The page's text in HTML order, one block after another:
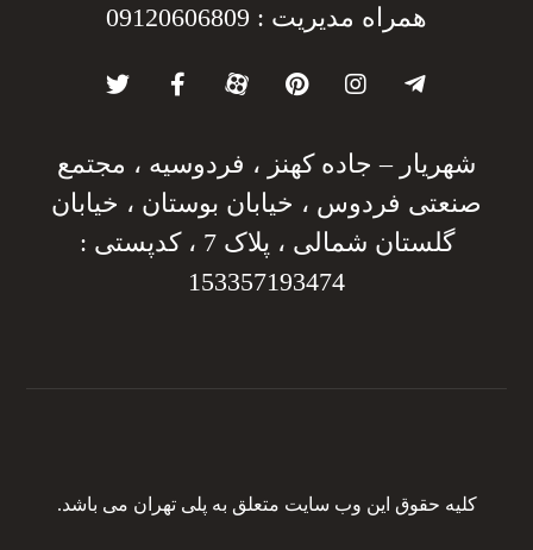
همراه مدیریت : 09120606809
شهریار – جاده کهنز ، فردوسیه ، مجتمع
صنعتی فردوس ، خیابان بوستان ، خیابان
گلستان شمالی ، پلاک 7 ، کدپستی :
153357193474
کلیه حقوق این وب سایت متعلق به پلی تهران می باشد.